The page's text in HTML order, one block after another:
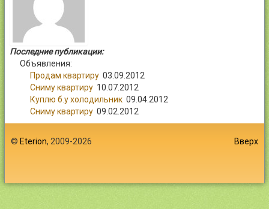
Последние публикации:
Объявления:
Продам квартиру 03.09.2012
Сниму квартиру 10.07.2012
Куплю б.у холодильник 09.04.2012
Сниму квартиру 09.02.2012
© Eterion, 2009-2026 Вверх